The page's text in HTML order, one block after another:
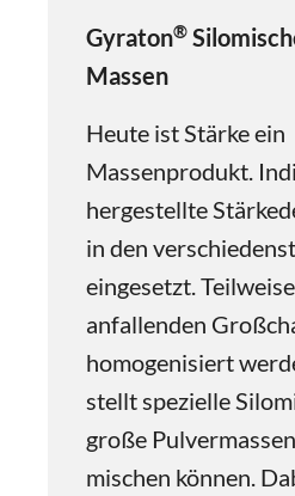
Gyraton®
Massen
Heute ist Stärke ein
Massenprodukt.
hergestellte
in den
eingesetzt.
anfallenden
homogenisiert
stellt spezielle
große
mischen können.